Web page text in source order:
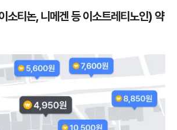
소티논, 니메겐 등 이소트레티노인) 약